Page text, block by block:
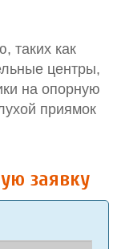
таких как
центры,
на опорную
приямок
заявку